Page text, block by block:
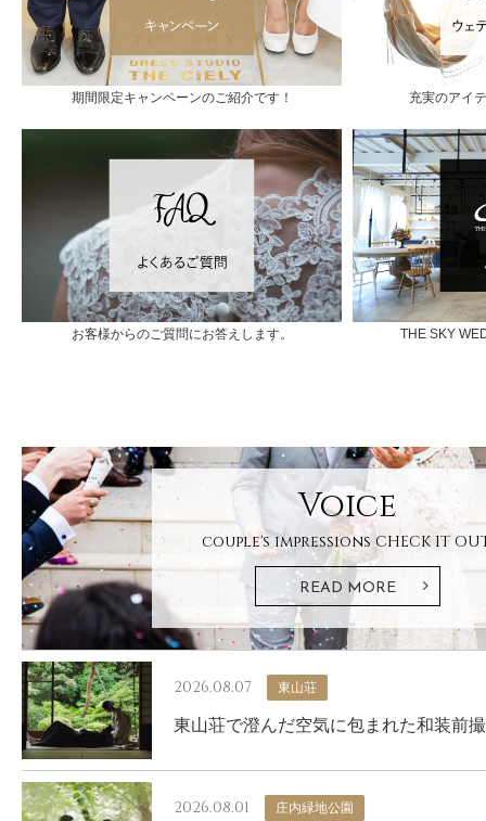
期間限定キャンペーンのご紹介です！ 充実のアイ
お客様からのご質問にお答えします。 THE SKY
Voice
couple's impressionsCHECK IT
READ MORE
2026.08.07 東山荘
東山荘で澄んだ空気に包まれた和装前
2026.08.01 庄内緑地公園